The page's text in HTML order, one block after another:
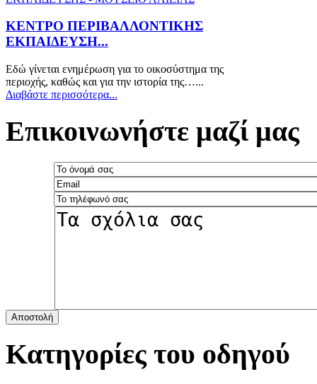
ΚΕΝΤΡΟ ΠΕΡΙΒΑΛΛΟΝΤΙΚΗΣ
ΕΚΠΑΙΔΕΥΣΗ...
Εδώ γίνεται ενημέρωση για το οικοσύστημα της
περιοχής, καθώς και για την ιστορία της…...
Διαβάστε περισσότερα...
Επικοινωνήστε μαζί μας
Αποστολή
Κατηγορίες του οδηγού